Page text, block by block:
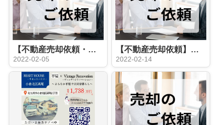
【不動産売却依頼・一般】南若園公社団地2棟
2022-02-05
【不動産売却依頼】北九州市小倉北区高尾 中古戸建て
2022-02-14